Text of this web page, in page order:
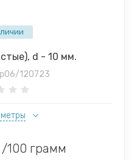
d - 10 мм.
120723
/100 грамм